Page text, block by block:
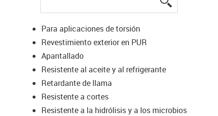
Para aplicaciones de torsión
Revestimiento exterior en PUR
Apantallado
Resistente al aceite y al refrigerante
Retardante de llama
Resistente a cortes
Resistente a la hidrólisis y a los microbios